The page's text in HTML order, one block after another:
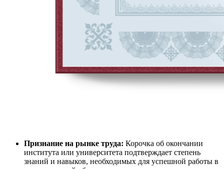
Признание на рынке труда: Корочка об окончании
института или университета подтверждает степень
знаний и навыков, необходимых для успешной работы в